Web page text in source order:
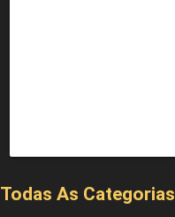
Todas As Categorias